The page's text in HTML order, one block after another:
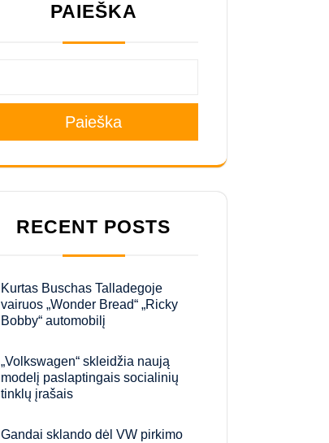
PAIEŠKA
Paieška
RECENT POSTS
Kurtas Buschas Talladegoje
vairuos „Wonder Bread“ „Ricky
Bobby“ automobilį
„Volkswagen“ skleidžia naują
modelį paslaptingais socialinių
tinklų įrašais
Gandai sklando dėl VW pirkimo